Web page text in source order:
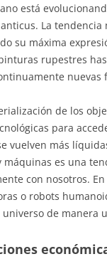
está
La
su máxima
rupestres
nuevas
de los
para
vuelven más
máquinas es una
con nosotros.
o robots
de manera